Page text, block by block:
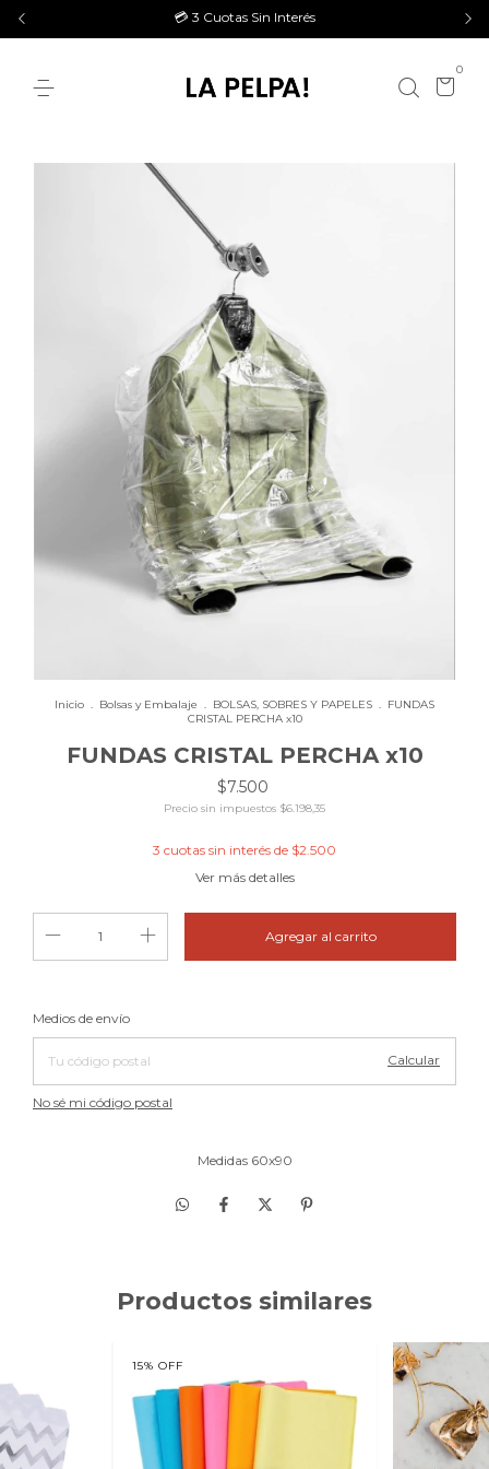
💳 3 Cuotas Sin Interés
0
Inicio . Bolsas y Embalaje . BOLSAS, SOBRES Y PAPELES . FUNDAS
CRISTAL PERCHA x10
FUNDAS CRISTAL PERCHA x10
$7.500
Precio sin impuestos $6.198,35
3 cuotas sin interés de $2.500
Ver más detalles
Entregas para el CP:
Medios de envío
Calcular
No sé mi código postal
Medidas 60x90
Productos similares
15% OFF